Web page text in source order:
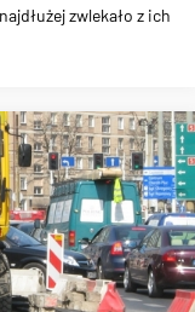
zwlekało z ich